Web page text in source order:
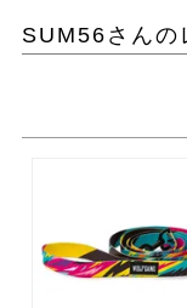
SUM56さんの